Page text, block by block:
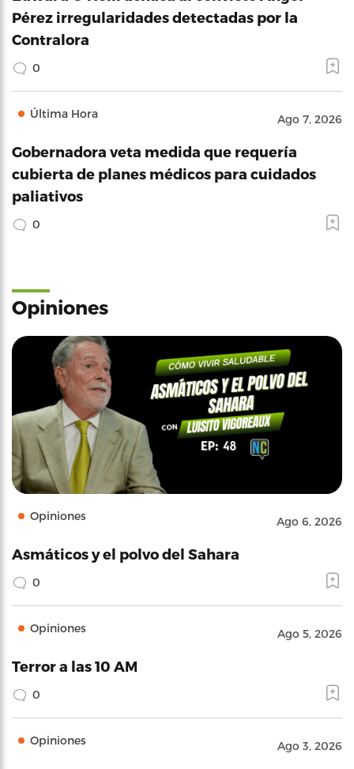
Pérez irregularidades detectadas por la
Contralora
0
Última Hora Ago 7, 2026
Gobernadora veta medida que requería
cubierta de planes médicos para cuidados
paliativos
0
Opiniones
Opiniones Ago 6, 2026
Asmáticos y el polvo del Sahara
0
Opiniones Ago 5, 2026
Terror a las 10 AM
0
Opiniones Ago 3, 2026